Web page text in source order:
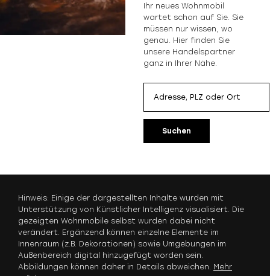
Ihr neues Wohnmobil
wartet schon auf Sie. Sie
müssen nur wissen, wo
genau. Hier finden Sie
unsere Handelspartner
ganz in Ihrer Nähe.
Suchen
Hinweis: Einige der dargestellten Inhalte wurden mit
Unterstützung von Künstlicher Intelligenz visualisiert. Die
gezeigten Wohnmobile selbst wurden dabei nicht
verändert. Ergänzend können einzelne Elemente im
Innenraum (z.B. Dekorationen) sowie Umgebungen im
Außenbereich digital hinzugefügt worden sein.
Abbildungen können daher in Details abweichen. Mehr